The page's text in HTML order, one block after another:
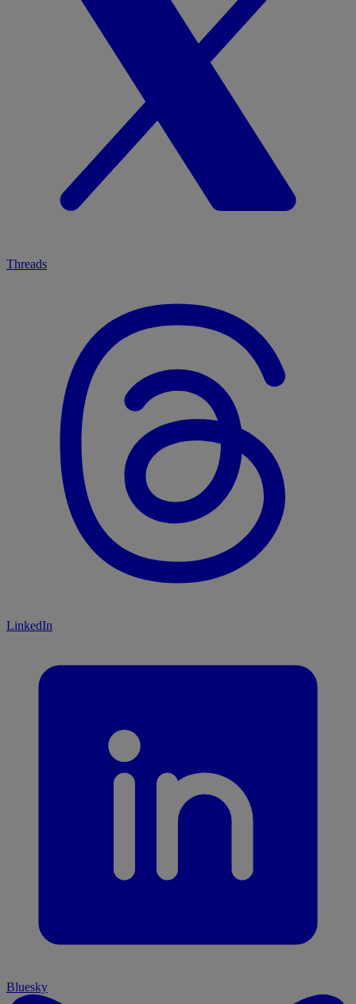
Threads
LinkedIn
Bluesky